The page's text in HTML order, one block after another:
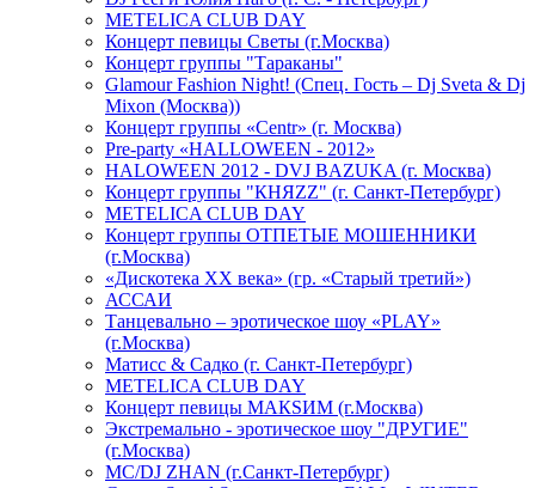
METELICA CLUB DAY
Концерт певицы Светы (г.Москва)
Концерт группы "Тараканы"
Glamour Fashion Night! (Спец. Гость – Dj Sveta & Dj
Mixon (Москва))
Концерт группы «Centr» (г. Москва)
Pre-party «HALLOWEEN - 2012»
HALOWEEN 2012 - DVJ BAZUKA (г. Москва)
Концерт группы "КНЯZZ" (г. Санкт-Петербург)
METELICA CLUB DAY
Концерт группы ОТПЕТЫЕ МОШЕННИКИ
(г.Москва)
«Дискотека ХХ века» (гр. «Старый третий»)
АССАИ
Танцевально – эротическое шоу «PLAY»
(г.Москва)
Матисс & Садко (г. Санкт-Петербург)
METELICA CLUB DAY
Концерт певицы МАКSИМ (г.Москва)
Экстремально - эротическое шоу "ДРУГИЕ"
(г.Москва)
МС/DJ ZHAN (г.Санкт-Петербург)